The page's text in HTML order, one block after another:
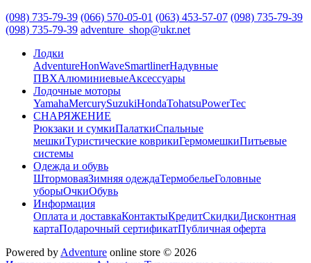
(098) 735-79-39 (066) 570-05-01 (063) 453-57-07 (098) 735-79-39
(098) 735-79-39 adventure_shop@ukr.net
Лодки
AdventureHonWaveSmartlinerНадувные
ПВХАлюминиевыеАксессуары
Лодочные моторы
YamahaMercurySuzukiHondaTohatsuPowerTec
СНАРЯЖЕНИЕ
Рюкзаки и сумкиПалаткиСпальные
мешкиТуристические коврикиГермомешкиПитьевые
системы
Одежда и обувь
ШтормоваяЗимняя одеждаТермобельеГоловные
уборыОчкиОбувь
Информация
Оплата и доставкаКонтактыКредитСкидкиДисконтная
картаПодарочный сертификатПубличная оферта
Powered by Adventure online store © 2026